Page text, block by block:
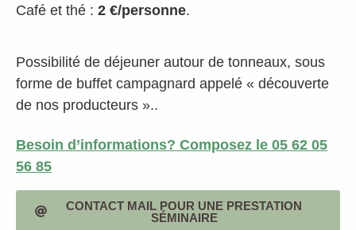
Café et thé : 2 €/personne.
Possibilité de déjeuner autour de tonneaux, sous
forme de buffet campagnard appelé « découverte
de nos producteurs »..
Besoin d’informations? Composez le 05 62 05
56 85
CONTACT MAIL POUR UNE PRESTATION
SÉMINAIRE